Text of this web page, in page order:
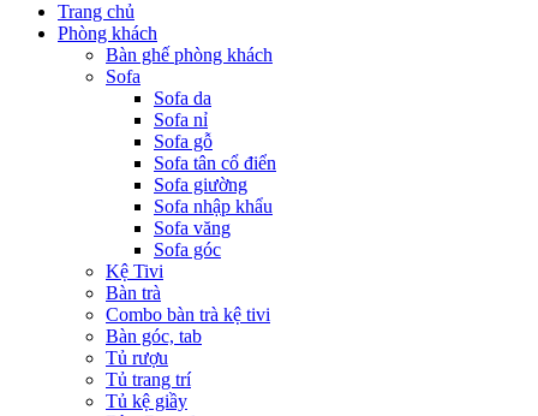
Trang chủ
Phòng khách
Bàn ghế phòng khách
Sofa
Sofa da
Sofa nỉ
Sofa gỗ
Sofa tân cổ điển
Sofa giường
Sofa nhập khẩu
Sofa văng
Sofa góc
Kệ Tivi
Bàn trà
Combo bàn trà kệ tivi
Bàn góc, tab
Tủ rượu
Tủ trang trí
Tủ kệ giầy